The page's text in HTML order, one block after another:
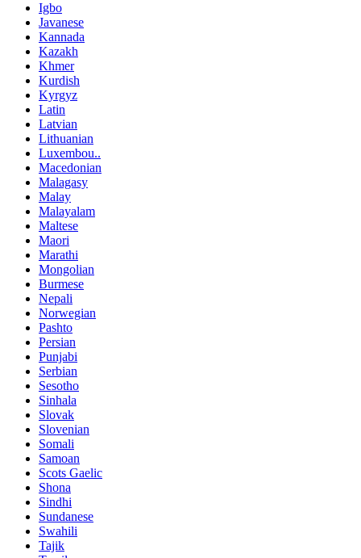
Igbo
Javanese
Kannada
Kazakh
Khmer
Kurdish
Kyrgyz
Latin
Latvian
Lithuanian
Luxembou..
Macedonian
Malagasy
Malay
Malayalam
Maltese
Maori
Marathi
Mongolian
Burmese
Nepali
Norwegian
Pashto
Persian
Punjabi
Serbian
Sesotho
Sinhala
Slovak
Slovenian
Somali
Samoan
Scots Gaelic
Shona
Sindhi
Sundanese
Swahili
Tajik